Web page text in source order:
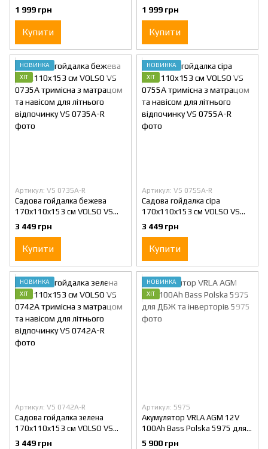
31012 з м’яким матрацом і
боковим столиком, зручний
лежак для відпочинку
175x64x108 см, чорного
кольору
1 999 грн
Купити
матрацом і столиком, лежак
для відпочинку садовий
175x64x108 см сірий
1 999 грн
Купити
НОВИНКА
ХІТ
Артикул: VS 0735A-R
Садова гойдалка бежева
170x110x153 см VOLSO VS
0735A тримісна з матрацом
та навісом для літнього
відпочинку
3 449 грн
Купити
НОВИНКА
ХІТ
Артикул: VS 0755A-R
Садова гойдалка сіра
170x110x153 см VOLSO VS
0755A тримісна з матрацом
та навісом для літнього
відпочинку
3 449 грн
Купити
НОВИНКА
ХІТ
Артикул: VS 0742A-R
Садова гойдалка зелена
170x110x153 см VOLSO VS
0742A тримісна з матрацом
3 449 грн
НОВИНКА
ХІТ
Артикул: 5975
Акумулятор VRLA AGM 12V
100Ah Bass Polska 5975 для
ДБЖ та інверторів
5 900 грн